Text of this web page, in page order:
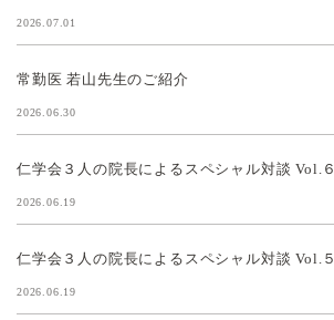
2026.07.01
常勤医 若山先生のご紹介
2026.06.30
仁学会３人の院長によるスペシャル対談 Vol.６
2026.06.19
仁学会３人の院長によるスペシャル対談 Vol.５
2026.06.19